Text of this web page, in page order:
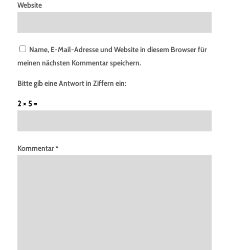
Website
Name, E-Mail-Adresse und Website in diesem Browser für
meinen nächsten Kommentar speichern.
Bitte gib eine Antwort in Ziffern ein:
2 × 5 =
Kommentar*